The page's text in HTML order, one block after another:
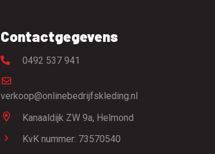
Contactgegevens
0492 537 941
verkoop@onlinebedrijfskleding.nl
Kanaaldijk ZW 9a, Helmond
KvK nummer: 73570540